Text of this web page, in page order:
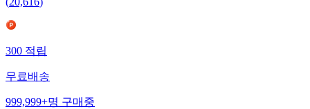
300 적립
무료배송
999,999+명 구매중